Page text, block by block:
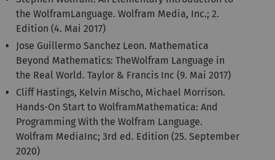
the WolframLanguage. Wolfram Media, Inc.; 2.
Edition (4. Mai 2017)
Jose Guillermo Sanchez Leon. Mathematica
Beyond Mathematics: TheWolfram Language in
the Real World. Taylor & Francis Inc (9. Mai 2017)
Cliff Hastings, Kelvin Mischo, Michael Morrison.
Hands-On Start to WolframMathematica: And
Programming With the Wolfram Language.
Wolfram MediaInc; 3rd ed. Edition (25. September
2020)